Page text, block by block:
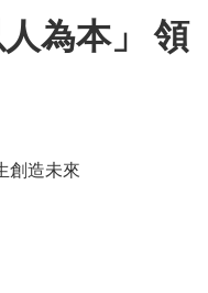
為本」 領
創造未來